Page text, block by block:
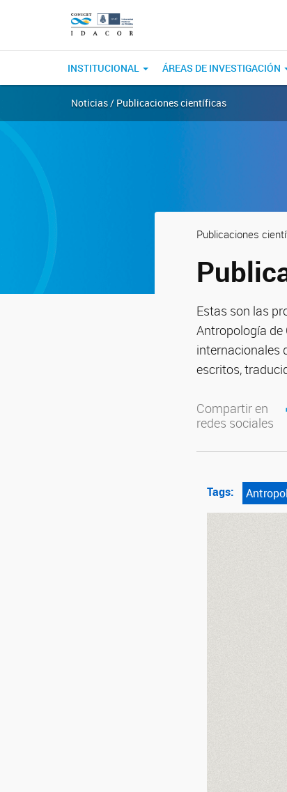
INSTITUCIONAL ÁREAS DE INVESTIGACIÓN
Noticias / Publicaciones científicas
Publicaciones
Estas son las
Antropología
internacionales
escritos,
Compartir en
redes sociales
Tags: